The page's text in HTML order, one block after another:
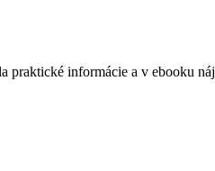
informácie a v ebooku